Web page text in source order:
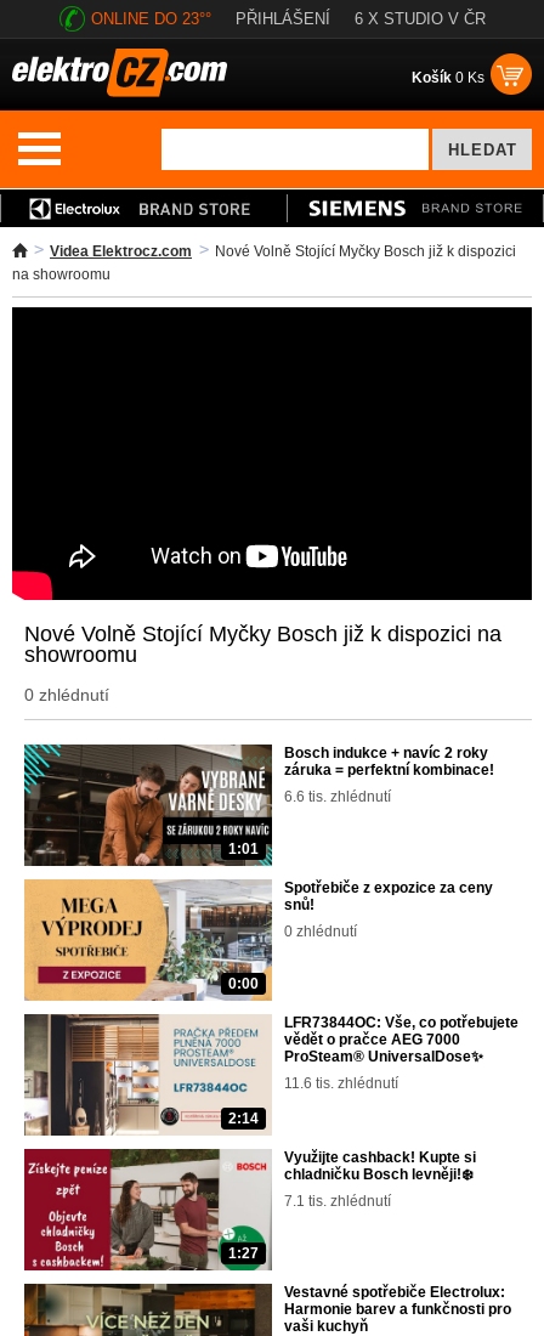
ONLINE DO 23°° PŘIHLÁŠENÍ 6 X STUDIO V ČR
Košík 0 Ks
Videa Elektrocz.com
Nové Volně Stojící Myčky Bosch již k dispozici
na showroomu
Nové Volně Stojící Myčky Bosch již k dispozici na
showroomu
0 zhlédnutí
1:01
Bosch indukce + navíc 2 roky
záruka = perfektní kombinace!
6.6 tis. zhlédnutí
0:00
Spotřebiče z expozice za ceny
snů!
0 zhlédnutí
2:14
LFR73844OC: Vše, co potřebujete
vědět o pračce AEG 7000
ProSteam® UniversalDose✨
11.6 tis. zhlédnutí
1:27
Využijte cashback! Kupte si
chladničku Bosch levněji!❄️
7.1 tis. zhlédnutí
Vestavné spotřebiče Electrolux:
Harmonie barev a funkčnosti pro
vaši kuchyň